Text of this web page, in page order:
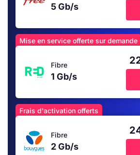
5 Gb/s
Mise en service offerte sur demande
Fibre
1 Gb/s
Frais d'activation offerts
Fibre
2 Gb/s